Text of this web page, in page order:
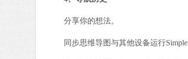
分享你的想法。
同步思维导图与其他设备运行